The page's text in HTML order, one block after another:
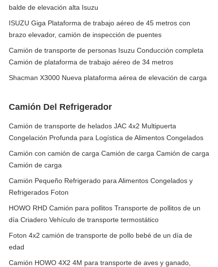
balde de elevación alta Isuzu
ISUZU Giga Plataforma de trabajo aéreo de 45 metros con
brazo elevador, camión de inspección de puentes
Camión de transporte de personas Isuzu Conducción completa
Camión de plataforma de trabajo aéreo de 34 metros
Shacman X3000 Nueva plataforma aérea de elevación de carga
Camión Del Refrigerador
Camión de transporte de helados JAC 4x2 Multipuerta
Congelación Profunda para Logística de Alimentos Congelados
Camión con camión de carga Camión de carga Camión de carga
Camión de carga
Camión Pequeño Refrigerado para Alimentos Congelados y
Refrigerados Foton
HOWO RHD Camión para pollitos Transporte de pollitos de un
día Criadero Vehículo de transporte termostático
Foton 4x2 camión de transporte de pollo bebé de un día de
edad
Camión HOWO 4X2 4M para transporte de aves y ganado,